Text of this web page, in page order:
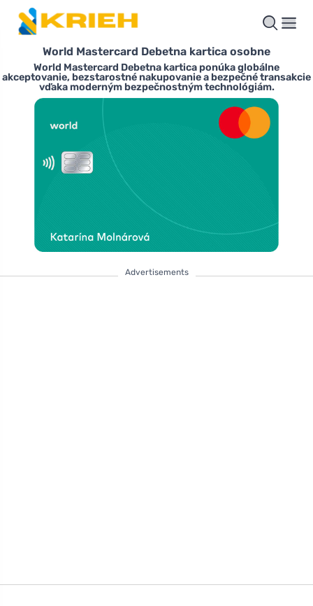
World Mastercard Debetna kartica osobne
World Mastercard Debetna kartica ponúka globálne
akceptovanie, bezstarostné nakupovanie a bezpečné transakcie
vďaka moderným bezpečnostným technológiám.
Advertisements